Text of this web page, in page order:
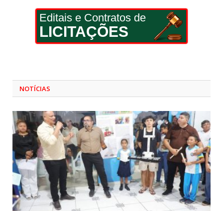
Editais e Contratos de
LICITAÇÕES
NOTÍCIAS